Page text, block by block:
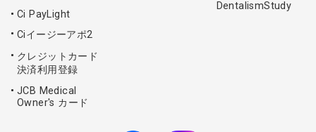
Ci PayLight
Ciイージーアポ2
クレジットカード
決済利用登録
JCB Medical
Owner's カード
DentalismStudy